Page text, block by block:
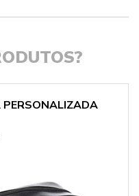
PERSONALIZADA